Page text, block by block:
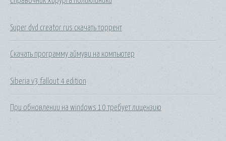
Super dvd creator rus скачать торрент
Скачать программу аймуви на компьютер
Siberia v3 fallout 4 edition
При обновлении на windows 10 требует лицензию